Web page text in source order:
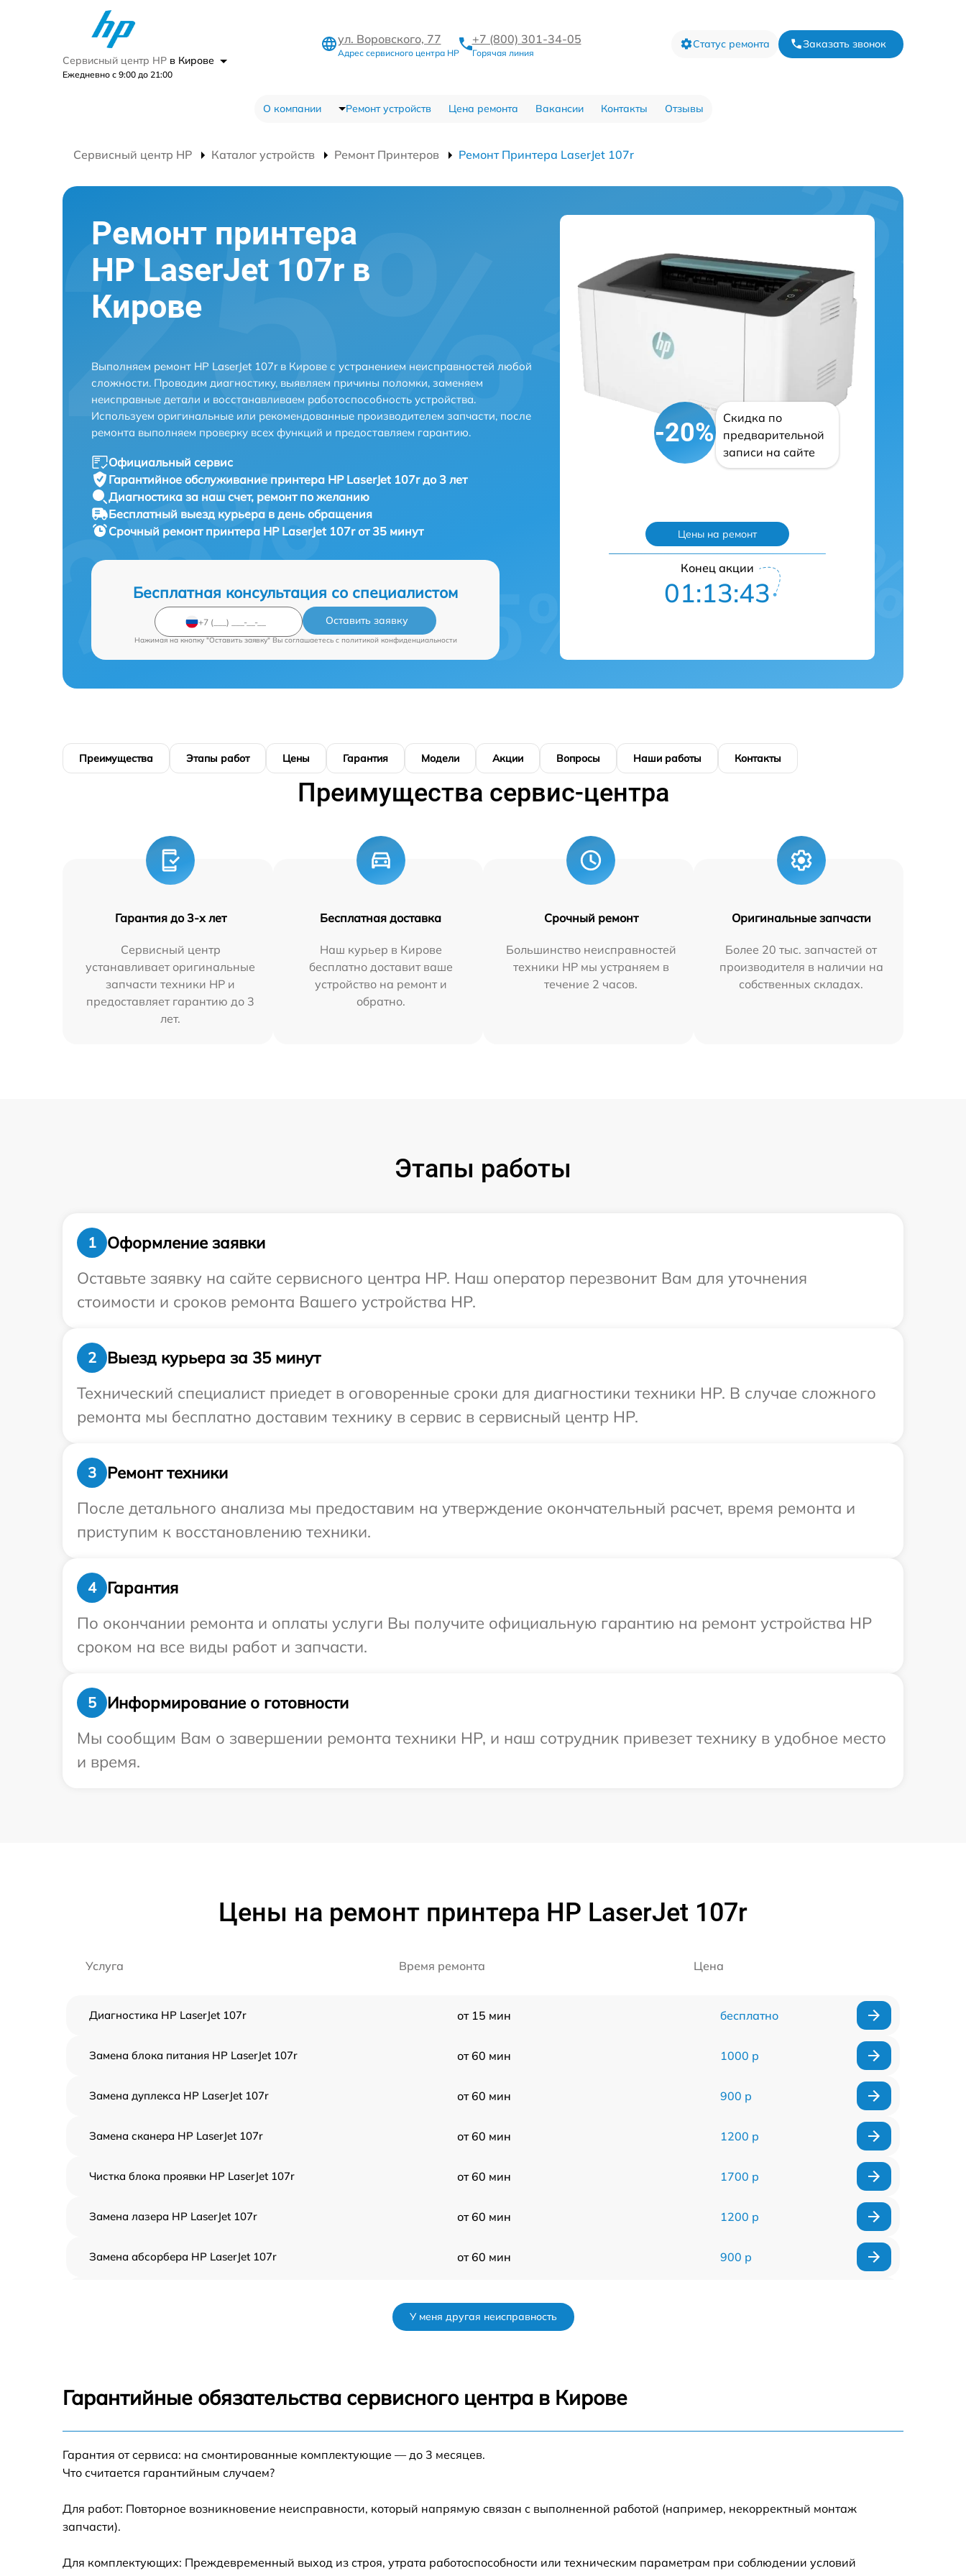
Сервисный центр HP в Кирове
Ежедневно с 9:00 до 21:00
ул. Воровского, 77
Адрес сервисного центра HP
+7 (800) 301-34-05
Горячая линия
Статус ремонта Заказать звонок
О компании Ремонт устройств Цена ремонта Вакансии Контакты Отзывы
Сервисный центр HP Каталог устройств Ремонт Принтеров Ремонт Принтера LaserJet 107r
Ремонт принтера
HP LaserJet 107r в
Кирове
Выполняем ремонт HP LaserJet 107r в Кирове с устранением неисправностей любой
сложности. Проводим диагностику, выявляем причины поломки, заменяем
неисправные детали и восстанавливаем работоспособность устройства.
Используем оригинальные или рекомендованные производителем запчасти, после
ремонта выполняем проверку всех функций и предоставляем гарантию.
Официальный сервис
Гарантийное обслуживание принтера HP LaserJet 107r до 3 лет
Диагностика за наш счет, ремонт по желанию
Бесплатный выезд курьера в день обращения
Срочный ремонт принтера HP LaserJet 107r от 35 минут
Бесплатная консультация со специалистом
Оставить заявку
Нажимая на кнопку "Оставить заявку" Вы соглашаетесь c политикой конфиденциальности
-20%
Скидка по
предварительной
записи на сайте
Цены на ремонт
Конец акции
01:13:41
Преимущества Этапы работ Цены Гарантия Модели Акции Вопросы Наши работы Контакты
Преимущества сервис-центра
Гарантия до 3-х лет
Сервисный центр
устанавливает оригинальные
запчасти техники HP и
предоставляет гарантию до 3
лет.
Бесплатная доставка
Наш курьер в Кирове
бесплатно доставит ваше
устройство на ремонт и
обратно.
Срочный ремонт
Большинство неисправностей
техники HP мы устраняем в
течение 2 часов.
Оригинальные запчасти
Более 20 тыс. запчастей от
производителя в наличии на
собственных складах.
Этапы работы
1
Оформление заявки
Оставьте заявку на сайте сервисного центра HP. Наш оператор перезвонит Вам для уточнения
стоимости и сроков ремонта Вашего устройства HP.
2
Выезд курьера за 35 минут
Технический специалист приедет в оговоренные сроки для диагностики техники HP. В случае сложного
ремонта мы бесплатно доставим технику в сервис в сервисный центр HP.
3
Ремонт техники
После детального анализа мы предоставим на утверждение окончательный расчет, время ремонта и
приступим к восстановлению техники.
4
Гарантия
По окончании ремонта и оплаты услуги Вы получите официальную гарантию на ремонт устройства HP
сроком на все виды работ и запчасти.
5
Информирование о готовности
Мы сообщим Вам о завершении ремонта техники HP, и наш сотрудник привезет технику в удобное место
и время.
Цены на ремонт принтера HP LaserJet 107r
Услуга Время ремонта Цена
Диагностика HP LaserJet 107r от 15 мин бесплатно
Замена блока питания HP LaserJet 107r от 60 мин 1000 р
Замена дуплекса HP LaserJet 107r от 60 мин 900 р
Замена сканера HP LaserJet 107r от 60 мин 1200 р
Чистка блока проявки HP LaserJet 107r от 60 мин 1700 р
Замена лазера HP LaserJet 107r от 60 мин 1200 р
Замена абсорбера HP LaserJet 107r от 60 мин 900 р
Замена печатной головки HP LaserJet 107r от 60 мин
У меня другая неисправность
Гарантийные обязательства сервисного центра в Кирове
Гарантия от сервиса: на смонтированные комплектующие — до 3 месяцев.
Что считается гарантийным случаем?
Для работ: Повторное возникновение неисправности, который напрямую связан с выполненной работой (например, некорректный монтаж
запчасти).
Для комплектующих: Преждевременный выход из строя, утрата работоспособности или техническим параметрам при соблюдении условий